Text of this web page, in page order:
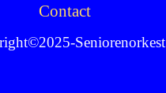
Contact
Seniorenorkest